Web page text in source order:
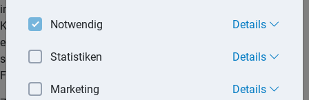
im Privatvermögen befindet. Wird demgegenüber
Kapitalvermögen im Betriebsvermögen gehalten, sind daraus
erzielte Einkünfte nicht den Einkünften aus Kapitalvermögen,
sondern den Betriebseinnahmen zuzurechnen, die in der
Folge die Einkünfte aus Gewerbebetrieb erhöhen.
Notwendig Details
Statistiken Details
Marketing Details